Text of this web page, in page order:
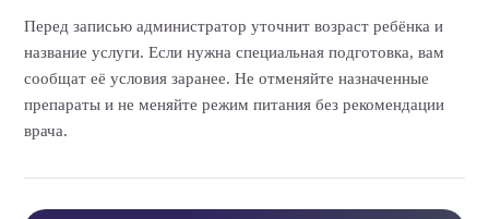
Перед записью администратор уточнит возраст ребёнка и
название услуги. Если нужна специальная подготовка, вам
сообщат её условия заранее. Не отменяйте назначенные
препараты и не меняйте режим питания без рекомендации
врача.